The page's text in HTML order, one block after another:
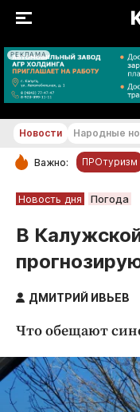
РЕКЛАМА
РУБРИКИ
Новости
Статьи
Народные
Авто и
Криминал
Культура
Новости Народные
Важно: ПРОтуризм
Новость дня Погода
В
ДМИТРИЙ ИВЬЕВ
Что обещают